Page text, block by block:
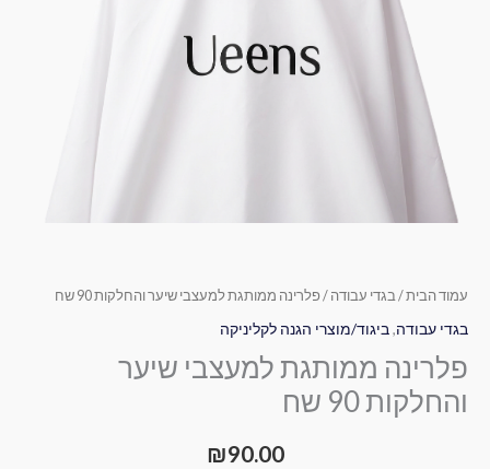
עמוד הבית/ בגדי עבודה / פלרינה ממותגת למעצבי שיער והחלקות 90 שח
בגדי עבודה,ביגוד/מוצרי הגנה לקליניקה
פלרינה ממותגת למעצבי שיער
והחלקות 90 שח
₪90.00